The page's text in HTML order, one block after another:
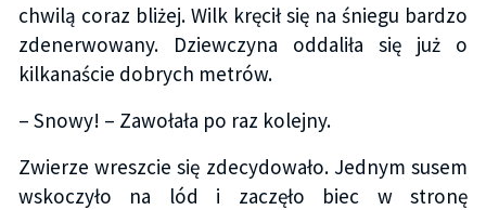
chwilą coraz bliżej. Wilk kręcił się na śniegu bardzo
zdenerwowany. Dziewczyna oddaliła się już o
kilkanaście dobrych metrów.
– Snowy! – Zawołała po raz kolejny.
Zwierze wreszcie się zdecydowało. Jednym susem
wskoczyło na lód i zaczęło biec w stronę